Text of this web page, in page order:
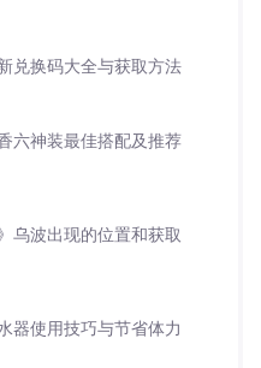
兑换码大全与获取方法
六神装最佳搭配及推荐
乌波出现的位置和获取
器使用技巧与节省体力